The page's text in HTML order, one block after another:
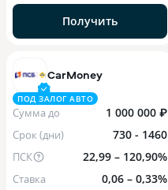
Получить
CarMoney
ПОД ЗАЛОГ АВТО
Сумма до 1 000 000 ₽
Срок (дни) 730 - 1460
ПСК 22,99 – 120,90%
Ставка 0,06 – 0,33%